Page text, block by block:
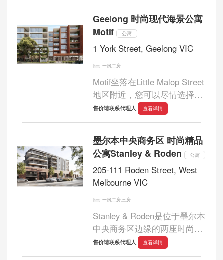
Geelong 时尚现代海景公寓
Motif
公寓
1 York Street, Geelong VIC
一房,二房
Motif坐落在Little Malop Street
地区附近，您可以尽情选择用
餐和饮品、逛街和海滩漫
售价请联系代理人 查看详情
墨尔本中央商务区 时尚精品
公寓Stanley & Roden
公寓
205-111 Roden Street, West
Melbourne VIC
一房,二房,三房
Stanley & Roden是位于墨尔本
中央商务区边缘的两座时尚低
层公寓建筑群，充满了互补和
对比之美。...
售价请联系代理人 查看详情